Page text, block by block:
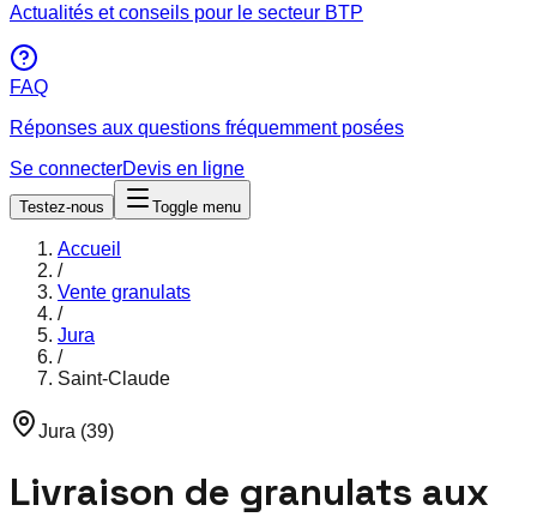
Actualités et conseils pour le secteur BTP
FAQ
Réponses aux questions fréquemment posées
Se connecterDevis en ligne
Testez-nous Toggle menu
Accueil
/
Vente granulats
/
Jura
/
Saint-Claude
Jura (39)
Livraison de granulats aux